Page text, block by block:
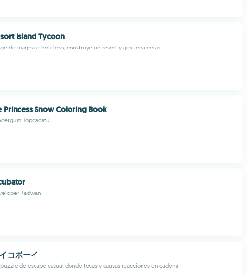
Island Tycoon
de magnate hotelero, construye un resort y gestiona colas
Princess Snow Coloring Book
Topgacatu
Radwan
コボーイ
de escape casual donde tocas y causas reacciones en cadena